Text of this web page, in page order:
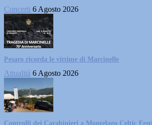
Concerti 6 Agosto 2026
Pesaro ricorda le vittime di Marcinelle
Attualità 6 Agosto 2026
Controlli dei Carabinieri a Montelago Celtic